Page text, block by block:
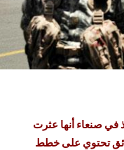
في صنعاء أنها عثرت
تحتوي على خطط